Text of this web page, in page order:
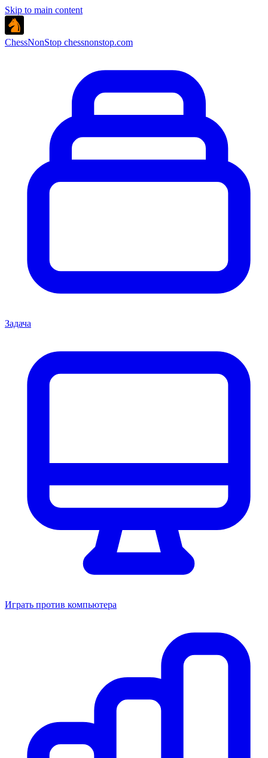
Skip to main content
ChessNonStop chessnonstop.com
Задача
Играть против компьютера